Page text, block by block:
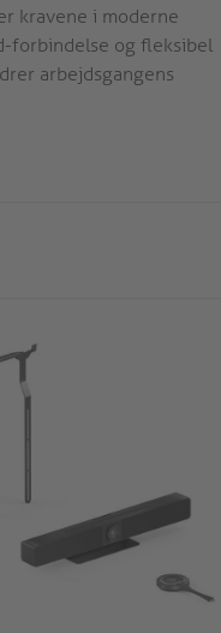
kravene i moderne
forbindelse og fleksibel
arbejdsgangens